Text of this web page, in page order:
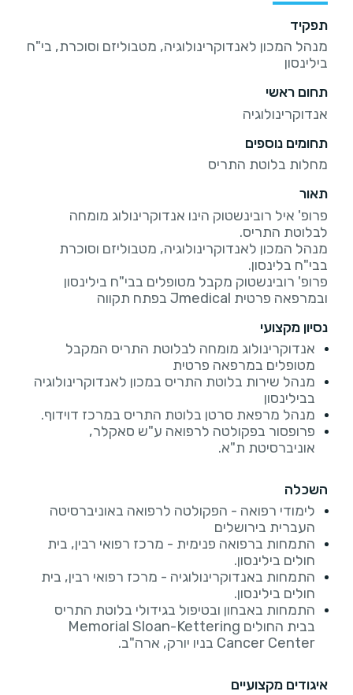
תפקיד
מנהל המכון לאנדוקרינולוגיה, מטבוליזם וסוכרת, בי"ח
בילינסון
תחום ראשי
אנדוקרינולוגיה
תחומים נוספים
מחלות בלוטת התריס
תאור
פרופ' איל רובינשטוק הינו אנדוקרינולוג מומחה
מנהל המכון לאנדוקרינולוגיה, מטבוליזם וסוכרת
פרופ' רובינשטוק מקבל מטופלים בבי"ח בילינסון
ובמרפאה פרטית Jmedical בפתח תקווה
נסיון מקצועי
אנדוקרינולוג מומחה לבלוטת התריס המקבל
מטופלים במרפאה פרטית
מנהל שירות בלוטת התריס במכון לאנדוקרינולוגיה
בבילינסון
מנהל מרפאת סרטן בלוטת התריס במרכז דוידוף.
פרופסור בפקולטה לרפואה ע"ש סאקלר,
אוניברסיטת ת"א.
השכלה
לימודי רפואה - הפקולטה לרפואה באוניברסיטה
העברית בירושלים
התמחות ברפואה פנימית - מרכז רפואי רבין, בית
חולים בילינסון.
התמחות באנדוקרינולוגיה - מרכז רפואי רבין, בית
חולים בילינסון.
התמחות באבחון ובטיפול בגידולי בלוטת התריס
בבית החולים Memorial Sloan-Kettering
Cancer Center בניו יורק, ארה"ב.
איגודים מקצועיים